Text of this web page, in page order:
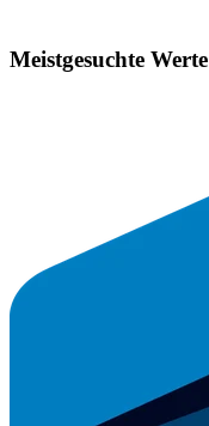
Meistgesuchte Werte